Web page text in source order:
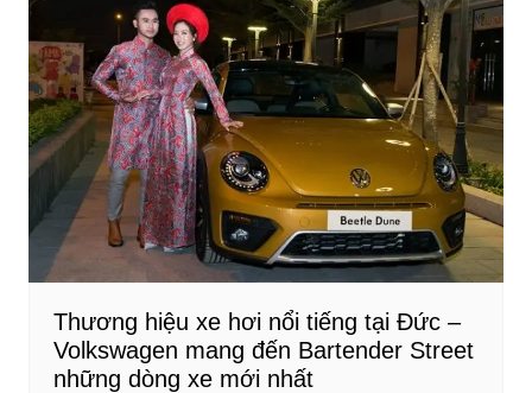
Thương hiệu xe hơi nổi tiếng tại Đức –
Volkswagen mang đến Bartender Street
những dòng xe mới nhất